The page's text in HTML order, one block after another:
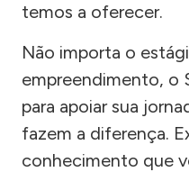
temos a oferecer.
Não importa o
empreendimento, o
para apoiar sua
fazem a diferença.
conhecimento que